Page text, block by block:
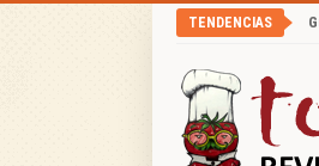
TENDENCIAS